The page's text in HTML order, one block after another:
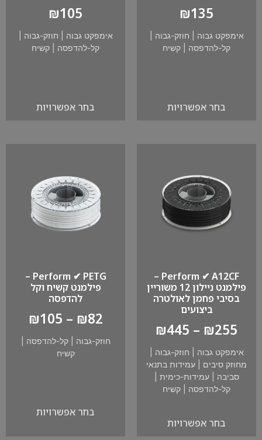
₪135
אימפקט גבוה חוזק-גבוה
קל-להדפסה
קשיח
בחר אפשרויות
₪105
אימפקט גבוה חוזק-גבוה
קל-להדפסה
קשיח
בחר אפשרויות
Perform ✔ A12CF –
פילמנט ניילון 12 משוריין
בסיבי פחמן לאולטרה
ביצועים
₪255
–
₪445
אימפקט גבוה חוזק-גבוה
מחוזק סיבים
עמידות בתנאי
סביבה |עמידות-כימית
קל-להדפסה
קשיח
בחר אפשרויות
Perform ✔ PETG –
פילמנט קשיח וקל
להדפסה
₪82
–
₪105
חוזק-גבוה |קל-להדפסה
קשיח
בחר אפשרויות